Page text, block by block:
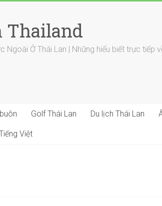
Thailand
Ngoài Ở Thái Lan | Những hiểu biết trực tiếp
Golf Thái Lan Du lịch Thái Lan
Việt